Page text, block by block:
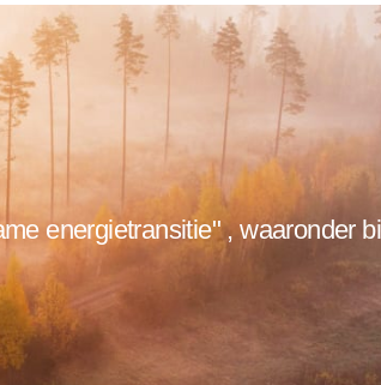
energietransitie" , waaronder